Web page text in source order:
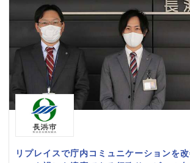
リプレイスで庁内コミュニケーションを改